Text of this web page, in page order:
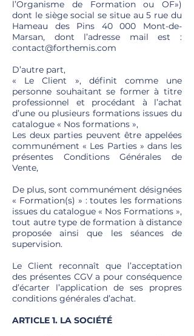
l’Organisme de Formation ou OF»)
dont le siège social se situe au 5 rue du
Hameau des Pins 40 000 Mont-de-
Marsan, dont l’adresse mail est :
contact@forthemis.com
D’autre part,
« Le Client », définit comme une
personne souhaitant se former à titre
professionnel et procédant à l’achat
d’une ou plusieurs formations issues du
catalogue « Nos formations »,
Les deux parties peuvent être appelées
communément « Les Parties » dans les
présentes Conditions Générales de
Vente,
De plus, sont communément désignées
« Formation(s) » : toutes les formations
issues du catalogue « Nos Formations »,
tout autre type de formation à distance
proposée ainsi que les séances de
supervision.
Le Client reconnaît que l’acceptation
des présentes CGV a pour conséquence
d’écarter l’application de ses propres
conditions générales d’achat.
ARTICLE 1. LA SOCIÉTÉ